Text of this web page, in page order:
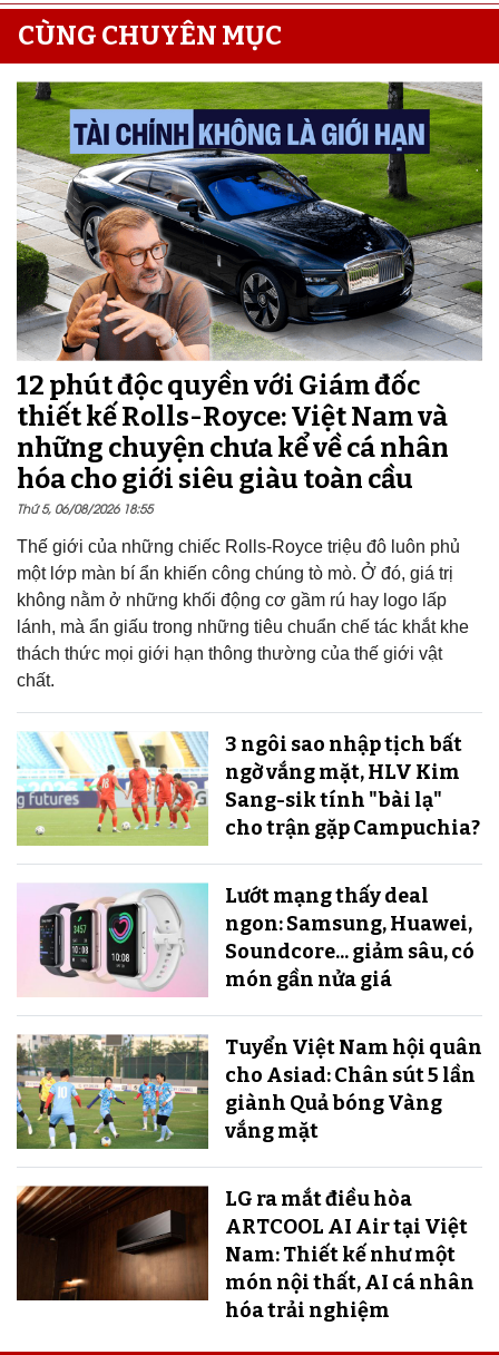
CÙNG CHUYÊN MỤC
12 phút độc quyền với Giám đốc
thiết kế Rolls-Royce: Việt Nam và
những chuyện chưa kể về cá nhân
hóa cho giới siêu giàu toàn cầu
Thứ 5, 06/08/2026 18:55
Thế giới của những chiếc Rolls-Royce triệu đô luôn phủ
một lớp màn bí ẩn khiến công chúng tò mò. Ở đó, giá trị
không nằm ở những khối động cơ gầm rú hay logo lấp
lánh, mà ẩn giấu trong những tiêu chuẩn chế tác khắt khe
thách thức mọi giới hạn thông thường của thế giới vật
chất.
3 ngôi sao nhập tịch bất
ngờ vắng mặt, HLV Kim
Sang-sik tính "bài lạ"
cho trận gặp Campuchia?
Lướt mạng thấy deal
ngon: Samsung, Huawei,
Soundcore... giảm sâu, có
món gần nửa giá
Tuyển Việt Nam hội quân
cho Asiad: Chân sút 5 lần
giành Quả bóng Vàng
vắng mặt
LG ra mắt điều hòa
ARTCOOL AI Air tại Việt
Nam: Thiết kế như một
món nội thất, AI cá nhân
hóa trải nghiệm